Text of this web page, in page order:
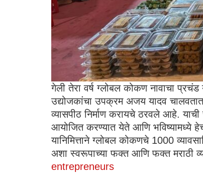
गेली तेरा वर्ष ग्लोबल कोकण नावाचा
उद्योजकांचा उपक्रम अजय यादव
व्यासपीठ निर्माण करायचे ठरवले आहे.
आयोजित करण्यात येते आणि भविष्यामध्ये
यानिमित्ताने ग्लोबल कोकणचे 1000
अशा स्वरूपाच्या फक्त आणि फक्त मराठी
entrepreneurs